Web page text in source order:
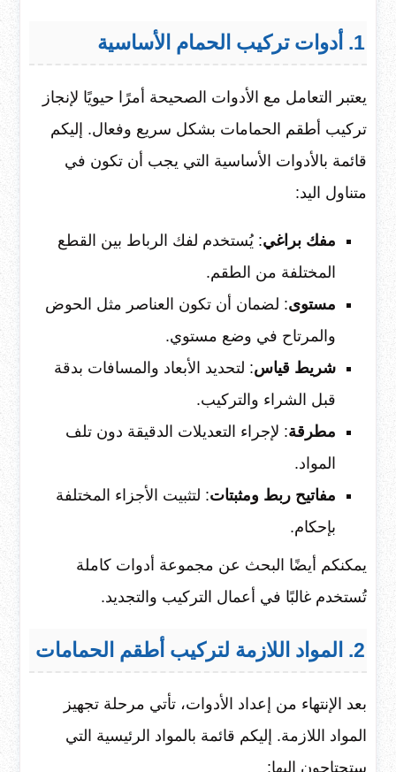
1. أدوات تركيب الحمام الأساسية
يعتبر التعامل مع الأدوات الصحيحة أمرًا حيويًا لإنجاز
تركيب أطقم الحمامات بشكل سريع وفعال. إليكم
قائمة بالأدوات الأساسية التي يجب أن تكون في
متناول اليد:
مفك براغي: يُستخدم لفك الرباط بين القطع
المختلفة من الطقم.
مستوى: لضمان أن تكون العناصر مثل الحوض
والمرتاح في وضع مستوي.
شريط قياس: لتحديد الأبعاد والمسافات بدقة
قبل الشراء والتركيب.
مطرقة: لإجراء التعديلات الدقيقة دون تلف
المواد.
مفاتيح ربط ومثبتات: لتثبيت الأجزاء المختلفة
بإحكام.
يمكنكم أيضًا البحث عن مجموعة أدوات كاملة
تُستخدم غالبًا في أعمال التركيب والتجديد.
2. المواد اللازمة لتركيب أطقم الحمامات
بعد الإنتهاء من إعداد الأدوات، تأتي مرحلة تجهيز
المواد اللازمة. إليكم قائمة بالمواد الرئيسية التي
ستحتاجون إليها: